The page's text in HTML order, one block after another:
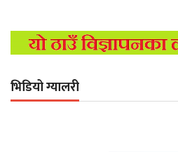
भिडियो ग्यालरी